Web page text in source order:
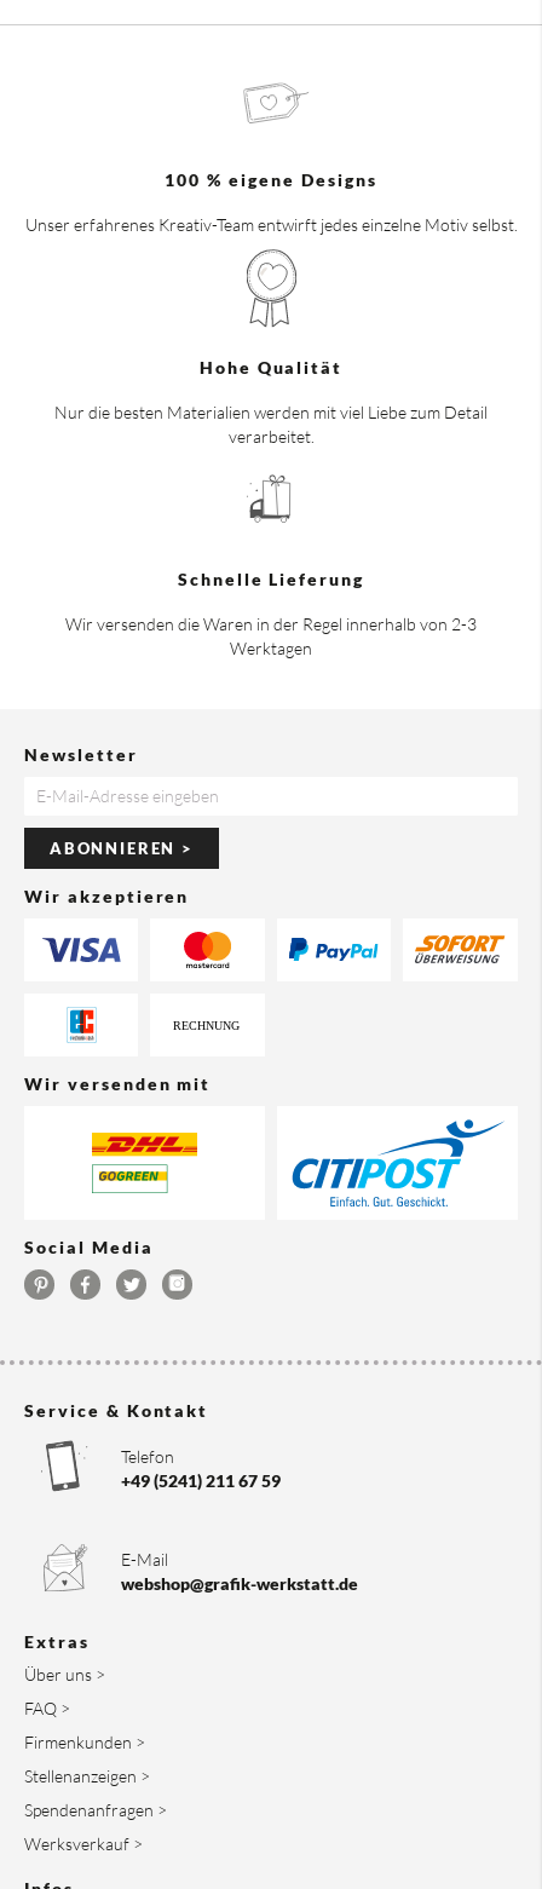
100 % eigene Designs
Unser erfahrenes Kreativ-Team entwirft jedes einzelne Motiv selbst.
Hohe Qualität
Nur die besten Materialien werden mit viel Liebe zum Detail
verarbeitet.
Schnelle Lieferung
Wir versenden die Waren in der Regel innerhalb von 2-3
Werktagen
Newsletter
ABONNIEREN >
Wir akzeptieren
Wir versenden mit
Social Media
Service & Kontakt
Telefon
+49 (5241) 211 67 59
E-Mail
webshop@grafik-werkstatt.de
Extras
Über uns >
FAQ >
Firmenkunden >
Stellenanzeigen >
Spendenanfragen >
Werksverkauf >